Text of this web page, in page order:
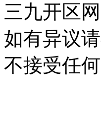
三九开区
如有异议
不接受任